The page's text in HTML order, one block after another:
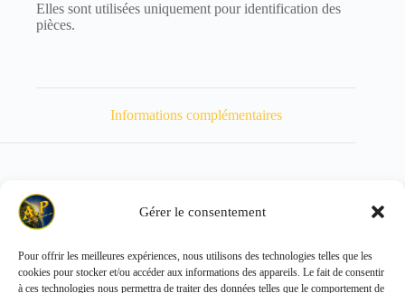
Gérer le consentement
Pour offrir les meilleures expériences, nous utilisons des technologies telles que les
cookies pour stocker et/ou accéder aux informations des appareils. Le fait de consentir
à ces technologies nous permettra de traiter des données telles que le comportement de
Elles sont utilisées uniquement pour identification des
pièces.
Informations complémentaires
Poids 940 kg
Copyright © 2026 - ALL PARTS FRANCE SAS